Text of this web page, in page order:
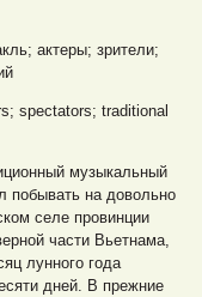
актеры; зрители;
spectators; traditional
музыкальный
побывать на довольно
селе провинции
части Вьетнама,
лунного года
дней. В прежние